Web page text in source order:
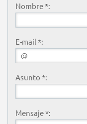
Nombre *:
E-mail *:
Asunto *:
Mensaje *: